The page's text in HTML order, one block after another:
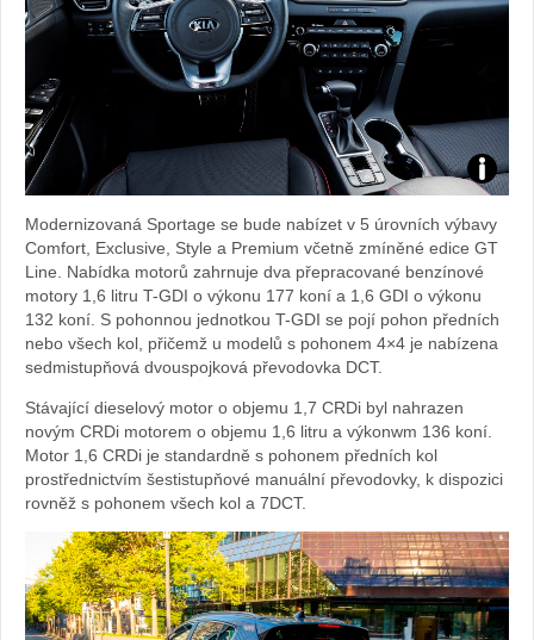
Foto:
archiv
Modernizovaná Sportage se bude nabízet v 5 úrovních výbavy
Comfort, Exclusive, Style a Premium včetně zmíněné edice GT
Line. Nabídka motorů zahrnuje dva přepracované benzínové
motory 1,6 litru T-GDI o výkonu 177 koní a 1,6 GDI o výkonu
132 koní. S pohonnou jednotkou T-GDI se pojí pohon předních
nebo všech kol, přičemž u modelů s pohonem 4×4 je nabízena
sedmistupňová dvouspojková převodovka DCT.
Stávající dieselový motor o objemu 1,7 CRDi byl nahrazen
novým CRDi motorem o objemu 1,6 litru a výkonwm 136 koní.
Motor 1,6 CRDi je standardně s pohonem předních kol
prostřednictvím šestistupňové manuální převodovky, k dispozici
rovněž s pohonem všech kol a 7DCT.